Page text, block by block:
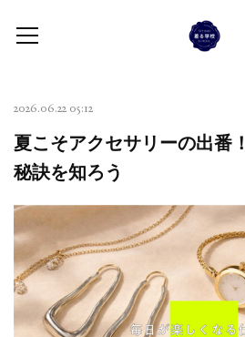
2026.06.22 05:12
夏こそアクセサリーの出番
秘訣を知ろう